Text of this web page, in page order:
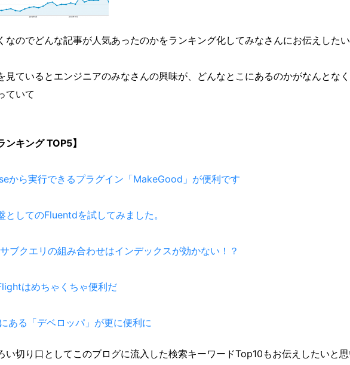
なのでどんな記事が人気あったのかをランキング化してみなさんにお伝えした
見ているとエンジニアのみなさんの興味が、どんなとこにあるのかがなんとな
ていて
ンキング TOP5】
から実行できるプラグイン「MakeGood」が便利です
としてのFluentdを試してみました。
ブクエリの組み合わせはインデックスが効かない！？
はめちゃくちゃ便利だ
ある「デベロッパ」が更に便利に
い切り口としてこのブログに流入した検索キーワードTop10もお伝えしたいと思